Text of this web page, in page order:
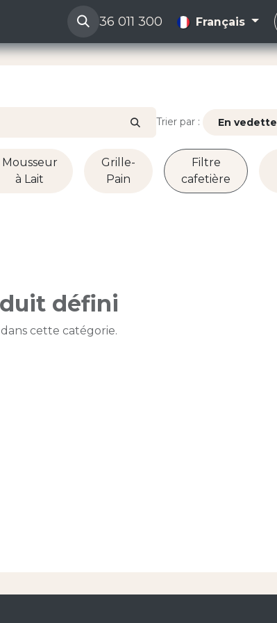
36 011 300 Français
Trier par : En vedette
Mousseur
à Lait
Grille-
Pain
Filtre
cafetière
défini
cette catégorie.